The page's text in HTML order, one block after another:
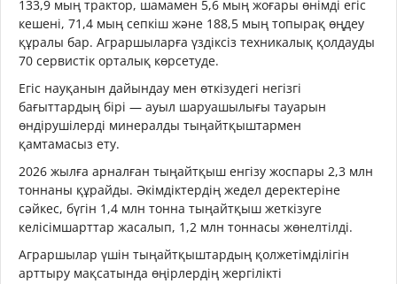
133,9 мың трактор, шамамен 5,6 мың жоғары өнімді егіс
кешені, 71,4 мың сепкіш және 188,5 мың топырақ өңдеу
құралы бар. Аграршыларға үздіксіз техникалық қолдауды
70 сервистік орталық көрсетуде.
Егіс науқанын дайындау мен өткізудегі негізгі
бағыттардың бірі — ауыл шаруашылығы тауарын
өндірушілерді минералды тыңайтқыштармен
қамтамасыз ету.
2026 жылға арналған тыңайтқыш енгізу жоспары 2,3 млн
тоннаны құрайды. Әкімдіктердің жедел деректеріне
сәйкес, бүгін 1,4 млн тонна тыңайтқыш жеткізуге
келісімшарттар жасалып, 1,2 млн тоннасы жөнелтілді.
Аграршылар үшін тыңайтқыштардың қолжетімділігін
арттыру мақсатында өңірлердің жергілікті